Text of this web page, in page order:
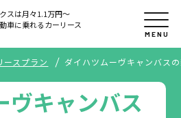
スは月々1.1万円〜
車に乗れるカーリース
MENU
ースプラン ダイハツムーヴキャンバス
ヴキャンバス